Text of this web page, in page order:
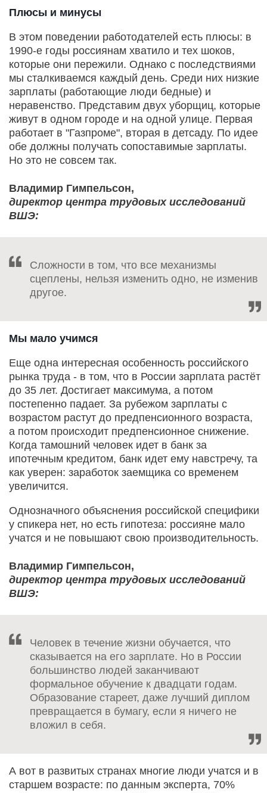
Плюсы и минусы
В этом поведении работодателей есть плюсы: в
1990-е годы россиянам хватило и тех шоков,
которые они пережили. Однако с последствиями
мы сталкиваемся каждый день. Среди них низкие
зарплаты (работающие люди бедные) и
неравенство. Представим двух уборщиц, которые
живут в одном городе и на одной улице. Первая
работает в "Газпроме", вторая в детсаду. По идее
обе должны получать сопоставимые зарплаты.
Но это не совсем так.
Владимир Гимпельсон,
директор центра трудовых исследований
ВШЭ:
Сложности в том, что все механизмы
сцеплены, нельзя изменить одно, не изменив
другое.
Мы мало учимся
Еще одна интересная особенность российского
рынка труда - в том, что в России зарплата растёт
до 35 лет. Достигает максимума, а потом
постепенно падает. За рубежом зарплаты с
возрастом растут до предпенсионного возраста,
а потом происходит предпенсионное снижение.
Когда тамошний человек идет в банк за
ипотечным кредитом, банк идет ему навстречу, та
как уверен: заработок заемщика со временем
увеличится.
Однозначного объяснения российской специфики
у спикера нет, но есть гипотеза: россияне мало
учатся и не повышают свою производительность.
Владимир Гимпельсон,
директор центра трудовых исследований
ВШЭ:
Человек в течение жизни обучается, что
сказывается на его зарплате. Но в России
большинство людей заканчивают
формальное обучение к двадцати годам.
Образование стареет, даже лучший диплом
превращается в бумагу, если я ничего не
вложил в себя.
А вот в развитых странах многие люди учатся и в
старшем возрасте: по данным эксперта, 70%